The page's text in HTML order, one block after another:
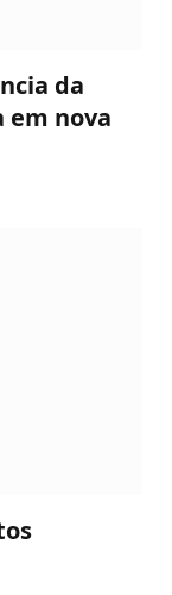
da
em nova